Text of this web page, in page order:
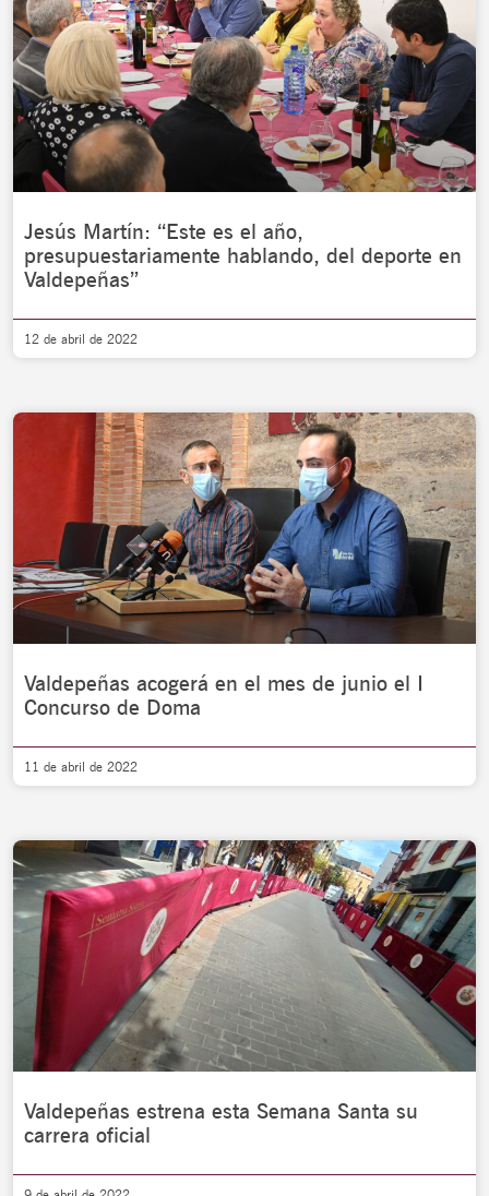
Jesús Martín: “Este es el año,
presupuestariamente hablando, del deporte en
Valdepeñas”
12 de abril de 2022
Valdepeñas acogerá en el mes de junio el I
Concurso de Doma
11 de abril de 2022
Valdepeñas estrena esta Semana Santa su
carrera oficial